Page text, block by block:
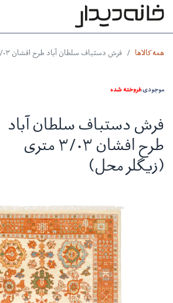
همه کالاها فرش دستباف سلطان آباد طرح افشان ۳/۰۳ متری (زیگلر محل)
موجودی:فروخته شده
فرش دستباف سلطان آباد
طرح افشان ۳/۰۳ متری
(زیگلر محل)